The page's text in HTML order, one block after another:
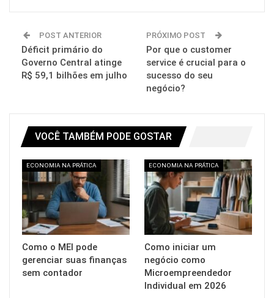
POST ANTERIOR
Déficit primário do
Governo Central atinge
R$ 59,1 bilhões em julho
PRÓXIMO POST
Por que o customer
service é crucial para o
sucesso do seu
negócio?
VOCÊ TAMBÉM PODE GOSTAR
ECONOMIA NA PRÁTICA
Como o MEI pode
gerenciar suas finanças
sem contador
ECONOMIA NA PRÁTICA
Como iniciar um
negócio como
Microempreendedor
Individual em 2026